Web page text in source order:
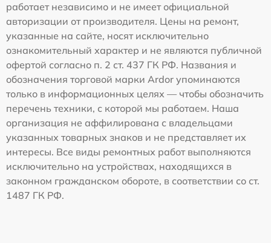
работает независимо и не имеет официальной
авторизации от производителя. Цены на ремонт,
указанные на сайте, носят исключительно
ознакомительный характер и не являются публичной
офертой согласно п. 2 ст. 437 ГК РФ. Названия и
обозначения торговой марки Ardor упоминаются
только в информационных целях — чтобы обозначить
перечень техники, с которой мы работаем. Наша
организация не аффилирована с владельцами
указанных товарных знаков и не представляет их
интересы. Все виды ремонтных работ выполняются
исключительно на устройствах, находящихся в
законном гражданском обороте, в соответствии со ст.
1487 ГК РФ.